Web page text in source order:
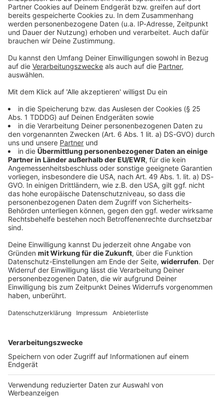
AC/DC: 10 Fakten überHighway To Hell- Nobody's
Gonna Slow 'Em Down
Vor über 43 Jahren schafften AC/DC den internationalen
Durchbruch mit Highway To Hell
Durchklicken - viel Spaß!
DAS KÖNNTE DICH AUCH INTERESSIEREN
Rockfakten
Die 10 besten Rock-Songs... zum Abkühlen bei
Sommerhitze
Zu den heißen Temperaturen draußen gibt es coole
Rock-Songs bei ROCK ANTENNE - und die 10 absolut
erfrischendstenRock-Songs hier zum Abkühlen.
DEINE GEMERKTEN ARTIKEL
Du hast dir noch keine Artikel gemerkt
Markiere sie hierfür mit einem